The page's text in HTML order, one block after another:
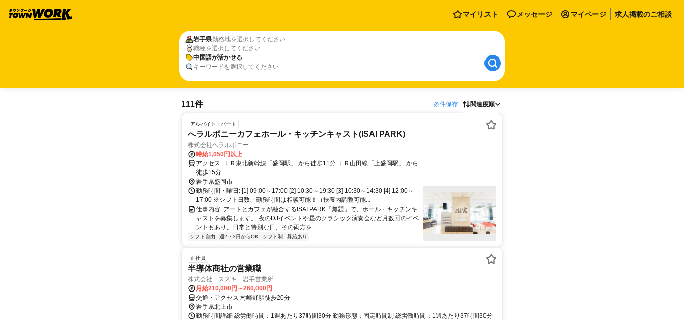
マイリスト メッセージ マイページ 求人掲載のご相談
岩手県勤務地を選択してください
職種を選択してください
中国語が活かせる
キーワードを選択してください
111件 条件保存 関連度順
アルバイト・パート
へラルボニーカフェホール・キッチンキャスト(ISAI PARK)
株式会社ヘラルボニー
時給1,050円以上
アクセス: ＪＲ東北新幹線「盛岡駅」 から徒歩11分 ＪＲ山田線「上盛岡駅」 から
徒歩15分
岩手県盛岡市
勤務時間・曜日: [1] 09:00～17:00 [2] 10:30～19:30 [3] 10:30～14:30 [4] 12:00～
17:00 ※シフト日数、勤務時間は相談可能！（扶養内調整可能...
仕事内容: アートとカフェが融合するISAI PARK『無題』で、ホール・キッチンキ
ャストを募集します。 夜のDJイベントや昼のクラシック演奏会など月数回のイベ
ントもあり、日常と特別な日、その両方を...
シフト自由 週2・3日からOK シフト制 昇給あり
正社員
半導体商社の営業職
株式会社 スズキ 岩手営業所
月給210,000円～260,000円
交通・アクセス 村崎野駅徒歩20分
岩手県北上市
勤務時間詳細 総労働時間：1週あたり37時間30分 勤務形態：固定時間制 総労働時間：1週あたり37時間30分